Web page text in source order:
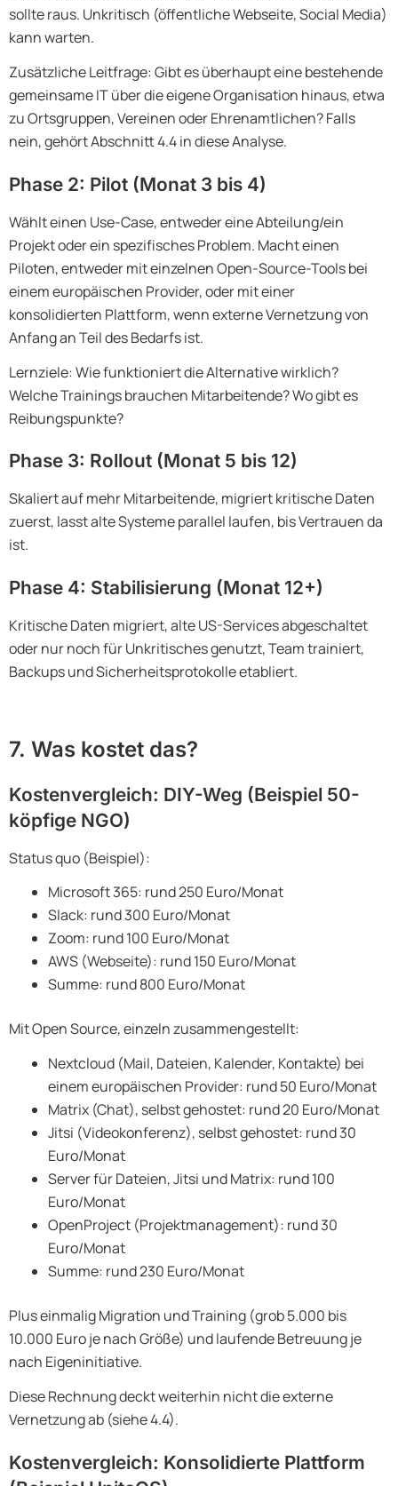
sollte raus. Unkritisch (öffentliche Webseite, Social Media)
kann warten.
Zusätzliche Leitfrage: Gibt es überhaupt eine bestehende
gemeinsame IT über die eigene Organisation hinaus, etwa
zu Ortsgruppen, Vereinen oder Ehrenamtlichen? Falls
nein, gehört Abschnitt 4.4 in diese Analyse.
Phase 2: Pilot (Monat 3 bis 4)
Wählt einen Use-Case, entweder eine Abteilung/ein
Projekt oder ein spezifisches Problem. Macht einen
Piloten, entweder mit einzelnen Open-Source-Tools bei
einem europäischen Provider, oder mit einer
konsolidierten Plattform, wenn externe Vernetzung von
Anfang an Teil des Bedarfs ist.
Lernziele: Wie funktioniert die Alternative wirklich?
Welche Trainings brauchen Mitarbeitende? Wo gibt es
Reibungspunkte?
Phase 3: Rollout (Monat 5 bis 12)
Skaliert auf mehr Mitarbeitende, migriert kritische Daten
zuerst, lasst alte Systeme parallel laufen, bis Vertrauen da
ist.
Phase 4: Stabilisierung (Monat 12+)
Kritische Daten migriert, alte US-Services abgeschaltet
oder nur noch für Unkritisches genutzt, Team trainiert,
Backups und Sicherheitsprotokolle etabliert.
7. Was kostet das?
Kostenvergleich: DIY-Weg (Beispiel 50-
köpfige NGO)
Status quo (Beispiel):
Microsoft 365: rund 250 Euro/Monat
Slack: rund 300 Euro/Monat
Zoom: rund 100 Euro/Monat
AWS (Webseite): rund 150 Euro/Monat
Summe: rund 800 Euro/Monat
Mit Open Source, einzeln zusammengestellt:
Nextcloud (Mail, Dateien, Kalender, Kontakte) bei
einem europäischen Provider: rund 50 Euro/Monat
Matrix (Chat), selbst gehostet: rund 20 Euro/Monat
Jitsi (Videokonferenz), selbst gehostet: rund 30
Euro/Monat
Server für Dateien, Jitsi und Matrix: rund 100
Euro/Monat
OpenProject (Projektmanagement): rund 30
Euro/Monat
Summe: rund 230 Euro/Monat
Plus einmalig Migration und Training (grob 5.000 bis
10.000 Euro je nach Größe) und laufende Betreuung je
nach Eigeninitiative.
Diese Rechnung deckt weiterhin nicht die externe
Vernetzung ab (siehe 4.4).
Kostenvergleich: Konsolidierte Plattform